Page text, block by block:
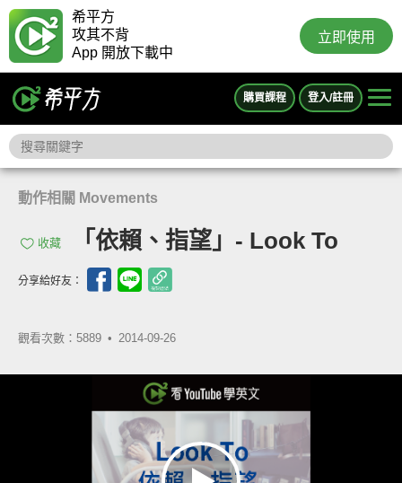
希平方
攻其不背
App 開放下載中
立即使用
購買課程 登入/註冊
動作相關 Movements
收藏 「依賴、指望」- Look To
分享給好友：
觀看次數：5889 • 2014-09-26